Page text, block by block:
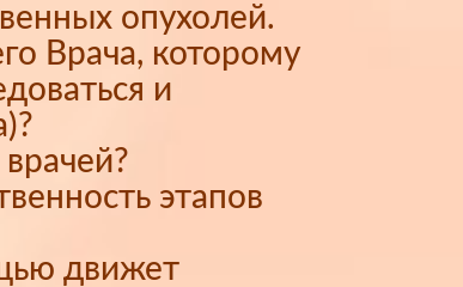
опухолей.
Врача, которому
и
этапов
движет